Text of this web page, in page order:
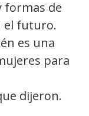
formas de
el futuro.
es una
para
dijeron.